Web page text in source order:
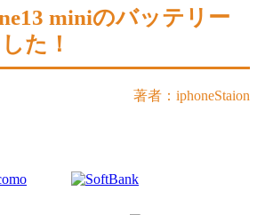
miniのバッテリー
た！
著者：iphoneStaion